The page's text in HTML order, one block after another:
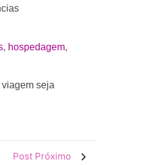
, hospedagem,
seja
Post Próximo